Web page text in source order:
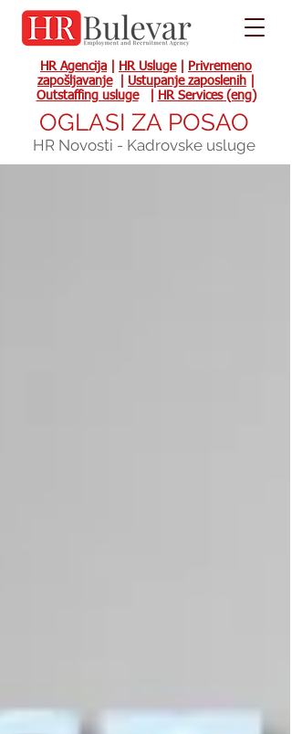
HR Agencija HR Usluge|
Privremeno
zapošljavanje| Ustupanje zaposlenih
Outstaffing usluge| HR Services (eng)
OGLASI ZA POSAO
HR Novosti - Kadrovske usluge